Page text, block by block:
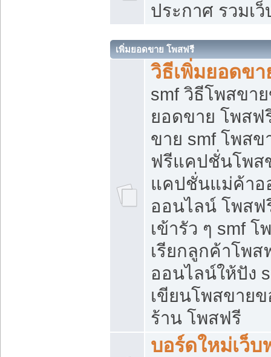
ประกาศ รวมเ
เพิ่มยอดขาย โพสฟรี
วิธีเพิ่มยอดข
smf วิธีโพสขา
ยอดขาย โพสฟ
ขาย smf โพส
ฟรีแคปชั่นโพส
แคปชั่นแม่ค้า
ออนไลน์ โพสฟ
เข้ารัว ๆ smf
เรียกลูกค้าโพส
ออนไลน์ให้ปัง
เขียนโพสขาย
ร้าน โพสฟรี
บอร์ดใหม่เว็บ